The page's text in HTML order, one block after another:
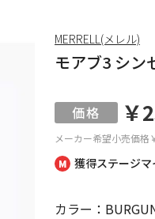
獲得ステージ
モアブ3 シン
メーカー希望小売価格
￥
カラー：
MERRELL(メレル)